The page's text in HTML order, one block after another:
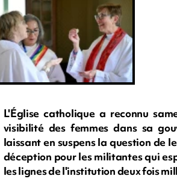
L'Église catholique a reconnu
visibilité des femmes dans sa
laissant en suspens la question de
déception pour les militantes qui
les lignes de l'institution deux fois